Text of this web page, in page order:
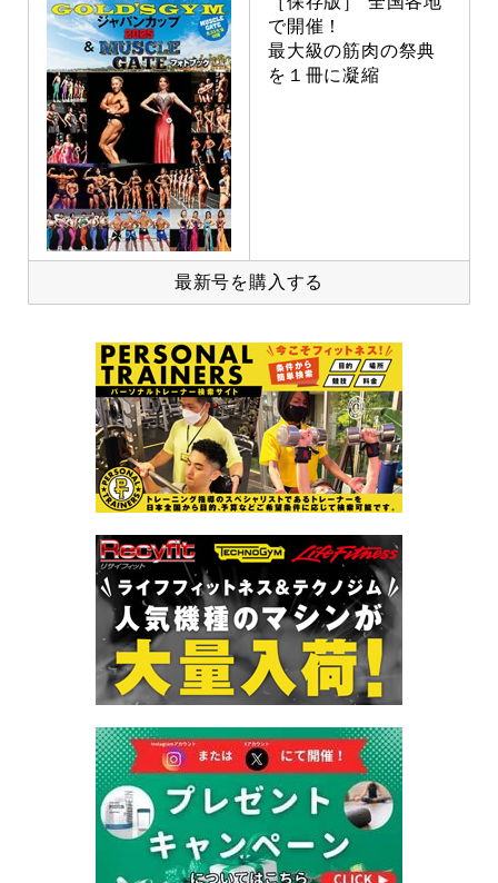
で開催！
最大級の筋肉の祭典
を１冊に凝縮
最新号を購入する